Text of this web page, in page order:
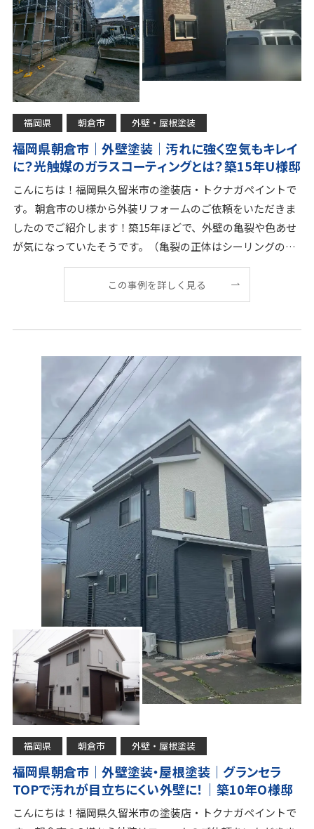
福岡県 朝倉市 外壁・屋根塗装
福岡県朝倉市｜外壁塗装｜汚れに強く空気もキレイ
に？光触媒のガラスコーティングとは？築15年U様邸
こんにちは！福岡県久留米市の塗装店・トクナガペイントで
す。 朝倉市のU様から外装リフォームのご依頼をいただきま
したのでご紹介します！築15年ほどで、外壁の亀裂や色あせ
が気になっていたそうです。（亀裂の正体はシーリングの劣
化でした） 誠にありがとうございます！今回は外
この事例を詳しく見る
福岡県 朝倉市 外壁・屋根塗装
福岡県朝倉市｜外壁塗装・屋根塗装｜グランセラ
TOPで汚れが目立ちにくい外壁に！｜築10年O様邸
こんにちは！福岡県久留米市の塗装店・トクナガペイントで